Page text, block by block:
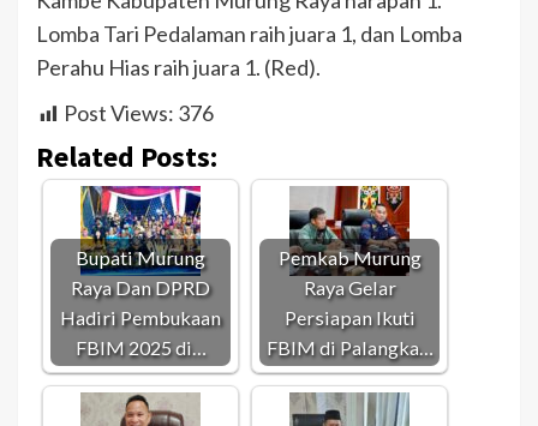
Lomba Tari Pedalaman raih juara 1, dan Lomba
Perahu Hias raih juara 1. (Red).
Post Views: 376
Related Posts:
Bupati Murung
Raya Dan DPRD
Hadiri Pembukaan
FBIM 2025 di…
Pemkab Murung
Raya Gelar
Persiapan Ikuti
FBIM di Palangka…